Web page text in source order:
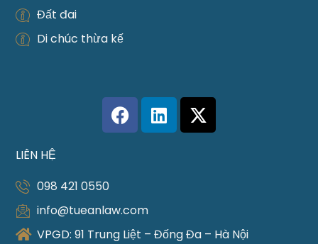
Đất đai
Di chúc thừa kế
LIÊN HỆ
098 421 0550
info@tueanlaw.com
VPGD: 91 Trung Liệt – Đống Đa – Hà Nội